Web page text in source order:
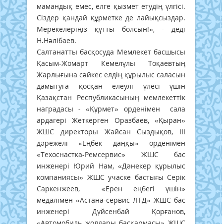
мамандық емес, елге қызмет етудің үлгісі.
Сіздер қандай құрметке де лайықсыздар.
Мерекелеріңіз құтты болсын!», - деді
Н.Нәлібаев.
Салтанатты басқосуда Мемлекет басшысы
Қасым-Жомарт Кемелұлы Тоқаевтың
Жарлығына сәйкес елдің құрылыс саласын
дамытуға қосқан елеулі үлесі үшін
Қазақстан Республикасының мемлекеттік
наградасы - «Құрмет» орденімен сала
ардагері Жеткерген Оразбаев, «Қыран»
ЖШС директоры Жайсан Сыздықов, ІІІ
дәрежелі «Еңбек даңқы» орденімен
«Техоснастка-Ремсервис» ЖШС бас
инженері Юрий Нам, «Дәнекер құрылыс
компаниясы» ЖШС учаске бастығы Серік
Саркенжеев, «Ерен еңбегі үшін»
медалімен «Астана-сервис ЛТД» ЖШС бас
инженері Дүйсенбай Қорғанов,